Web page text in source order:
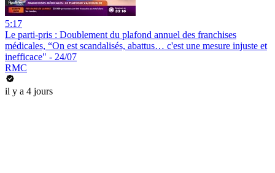
5:17
Le parti-pris : Doublement du plafond annuel des franchises
médicales, “On est scandalisés, abattus… c'est une mesure injuste et
inefficace" - 24/07
RMC
il y a 4 jours